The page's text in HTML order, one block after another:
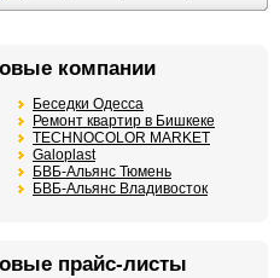
компании
Беседки Одесса
Ремонт квартир в Бишкеке
TECHNOCOLOR MARKET
Galoplast
БВБ-Альянс Тюмень
БВБ-Альянс Владивосток
прайс-листы